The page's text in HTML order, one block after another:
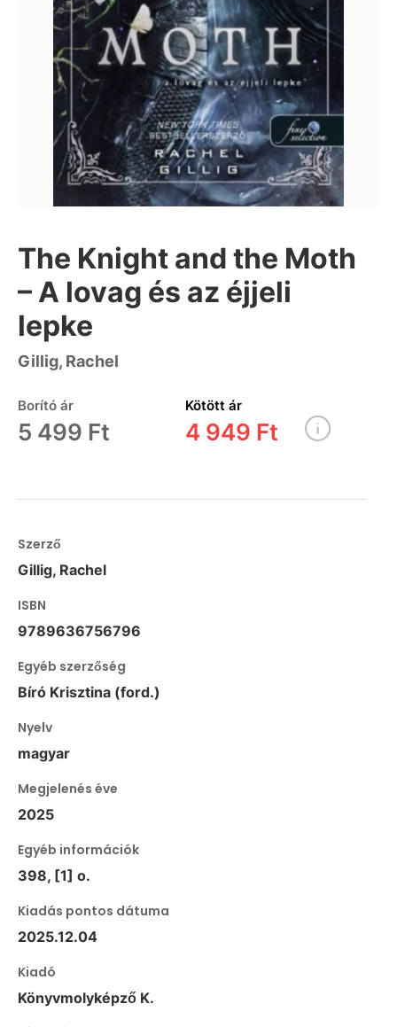
The Knight and the Moth
– A lovag és az éjjeli
lepke
Gillig, Rachel
Borító ár
5 499 Ft
Kötött ár
4 949 Ft
Szerző
Gillig, Rachel
ISBN
9789636756796
Egyéb szerzőség
Bíró Krisztina (ford.)
Nyelv
magyar
Megjelenés éve
2025
Egyéb információk
398, [1] o.
Kiadás pontos dátuma
2025.12.04
Kiadó
Könyvmolyképző K.